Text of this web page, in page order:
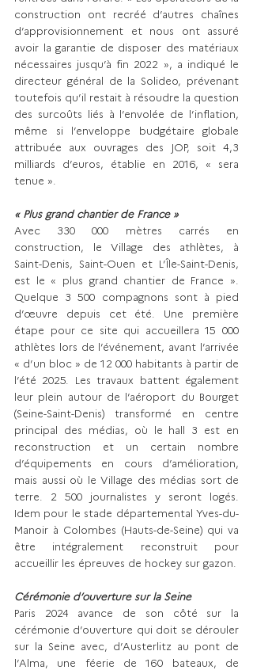
construction ont recréé d’autres chaînes
d’approvisionnement et nous ont assuré
avoir la garantie de disposer des matériaux
nécessaires jusqu’à fin 2022 », a indiqué le
directeur général de la Solideo, prévenant
toutefois qu’il restait à résoudre la question
des surcoûts liés à l’envolée de l’inflation,
même si l’enveloppe budgétaire globale
attribuée aux ouvrages des JOP, soit 4,3
milliards d’euros, établie en 2016, « sera
tenue ».
« Plus grand chantier de France »
Avec 330 000 mètres carrés en
construction, le Village des athlètes, à
Saint-Denis, Saint-Ouen et L’Île-Saint-Denis,
est le « plus grand chantier de France ».
Quelque 3 500 compagnons sont à pied
d’œuvre depuis cet été. Une première
étape pour ce site qui accueillera 15 000
athlètes lors de l’événement, avant l’arrivée
« d’un bloc » de 12 000 habitants à partir de
l’été 2025. Les travaux battent également
leur plein autour de l’aéroport du Bourget
(Seine-Saint-Denis) transformé en centre
principal des médias, où le hall 3 est en
reconstruction et un certain nombre
d’équipements en cours d’amélioration,
mais aussi où le Village des médias sort de
terre. 2 500 jour­nalistes y seront logés.
Idem pour le stade départemental Yves-du-
Manoir à Colombes (Hauts-­de-Seine) qui va
être intégralement reconstruit pour
accueillir les épreuves de hockey sur gazon.
Cérémonie d’ouverture sur la Seine
Paris 2024 avance de son côté sur la
cérémonie d’ouverture qui doit se dérouler
sur la Seine avec, d’Austerlitz au pont de
l’Alma, une féerie de 160 bateaux, de